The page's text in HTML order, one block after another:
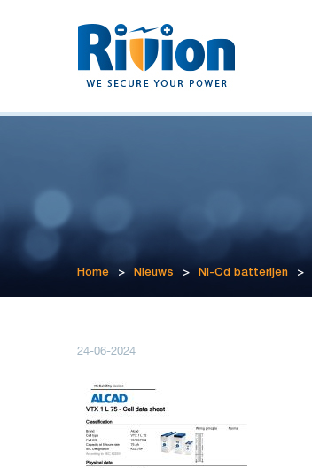
Home > Nieuws > Ni-Cd batterijen >
24-06-2024